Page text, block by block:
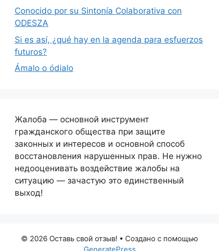
Conocido por su Sintonía Colaborativa con
ODESZA
Si es así, ¿qué hay en la agenda para esfuerzos
futuros?
Ámalo o ódialo
Жалоба — основной инструмент
гражданского общества при защите
законных и интересов и основной способ
восстановления нарушенных прав. Не нужно
недооценивать воздействие жалобы на
ситуацию — зачастую это единственный
выход!
© 2026 Оставь свой отзыв! • Создано с помощью